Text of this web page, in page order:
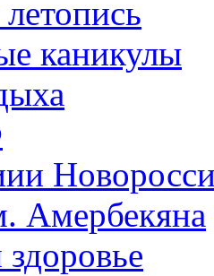
каникулы